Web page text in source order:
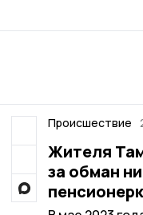
Происшествие
Жителя
за обман